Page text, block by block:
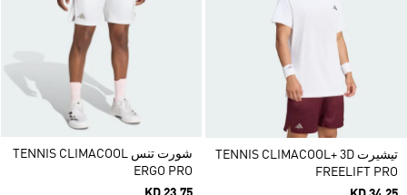
تيشيرت TENNIS CLIMACOOL+ 3D
FREELIFT PRO
شورت تنس TENNIS CLIMACOOL
ERGO PRO